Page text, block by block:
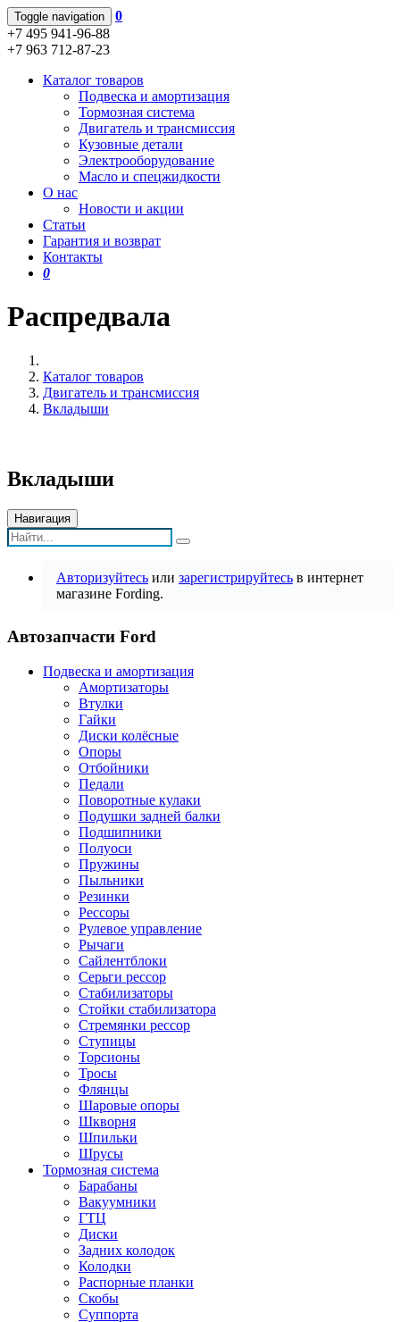
Toggle navigation
0
+7 495 941-96-88
+7 963 712-87-23
Каталог товаров
Подвеска и амортизация
Тормозная система
Двигатель и трансмиссия
Кузовные детали
Электрооборудование
Масло и спецжидкости
О нас
Новости и акции
Статьи
Гарантия и возврат
Контакты
0
Распредвала
Каталог товаров
Двигатель и трансмиссия
Вкладыши
Вкладыши
Навигация
Авторизуйтесь или зарегистрируйтесь в интернет
магазине Fording.
Автозапчасти Ford
Подвеска и амортизация
Амортизаторы
Втулки
Гайки
Диски колёсные
Опоры
Отбойники
Педали
Поворотные кулаки
Подушки задней балки
Подшипники
Полуоси
Пружины
Пыльники
Резинки
Рессоры
Рулевое управление
Рычаги
Сайлентблоки
Серьги рессор
Стабилизаторы
Стойки стабилизатора
Стремянки рессор
Ступицы
Торсионы
Тросы
Флянцы
Шаровые опоры
Шкворня
Шпильки
Шрусы
Тормозная система
Барабаны
Вакуумники
ГТЦ
Диски
Задних колодок
Колодки
Распорные планки
Скобы
Суппорта